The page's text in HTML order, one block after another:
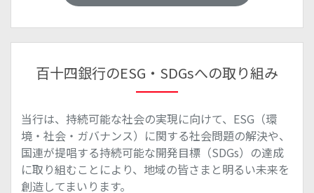
百十四銀行のESG・SDGsへの取り組み
当行は、持続可能な社会の実現に向けて、ESG（環
境・社会・ガバナンス）に関する社会問題の解決や、
国連が提唱する持続可能な開発目標（SDGs）の達成
に取り組むことにより、地域の皆さまと明るい未来を
創造してまいります。